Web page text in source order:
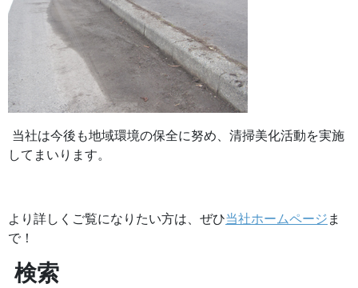
当社は今後も地域環境の保全に努め、清掃美化活動を実施
してまいります。
より詳しくご覧になりたい方は、ぜひ当社ホームページ ま
で！
検索